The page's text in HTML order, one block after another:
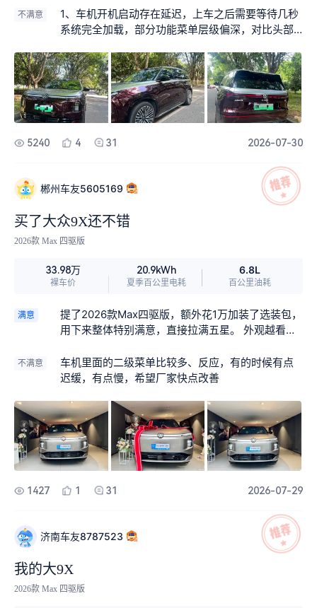
够用。 4、外观、内饰和静谧性 外观简约大气，贯
穿式灯带辨识度很高，车身线条稳重，商务居家都
适配。 车内用料扎实，ANC主动降噪效果不错，城
市通勤、高速行驶风噪路噪抑制到位；全车九屏联
动，二排吸顶娱乐屏，全家出行后排乘客不会无
聊。 5、智能辅助驾驶 搭载192线激光雷达，高速、
城市道路智驾表现稳妥，跟车平顺，车道保持稳
定，长途开车可以有效缓解驾驶员疲劳。
感。Ultra版本双腔空气悬架+DCC，过减速带、坑
洼路面滤震柔和，高速120km/h车身稳定，满载6人
2、黄金3.0增程系统体验超出预期。日常市区通勤
纯电行驶，CLTC406km纯电续航完全够用；跑长
途不用焦虑，加注92号汽油，亏电状态下1.5T增程
器介入很安静，震动控制优秀，几乎无感，有电没
电动力差距很小。双电机四驱动力储备充足，超车
从容。 3、整车配置厚道。192线激光雷达+无图NO
力座椅、无风感婉风空调、全域主动降噪，长途乘
坐舒适度拉满。四门Smart Surface魔术屏，开门
预警，有效规避开门杀，细节很贴心。 4、六座布
局实用性强。二排独立座椅，第三排不是“应急板
凳”，成年人短途乘坐不压抑，适合二胎家庭、经常
带上老人出行。内饰环保材质，异味控制不错。
不满意
1、车机开机启动存在延迟，上车之后需要等待几秒
系统完全加载，部分功能菜单层级偏深，对比头部
偏大，老旧小区狭窄道路会车需要多留意，依赖36
0全景影像。 3、空气悬架后期维保成本会高于普通
悬架，在意长期养车成本的朋友需要提前考虑。
5240 4 31 2026-07-30
郴州车友5605169
买了大众9X还不错
2026款 Max 四驱版
33.98万
裸车价
20.9kWh
夏季百公里电耗
6.8L
百公里油耗
满意
提了2026款Max四驱版，额外花1万加装了选装包，
用下来整体特别满意，直接拉满五星。 外观越看越
高，简约的设计完全不会过时。内饰用料摸着很扎
实，科技感布局简单好上手，日常开车操作屏幕一
轻轻松松，后备箱放行李、露营装备都绰绰有余。
加上1万的选装配置，很多实用功能都补齐了，日常
用车便利性提升一大截。 开起来的感受最惊喜，四
驱底盘很稳，加速平顺不突兀，过减速带颠簸过滤
得很柔和，市区代步、高速跑起来都很稳。续航也
很实在，日常通勤基本不用频繁充电，没有续航焦
不满意
车机里面的二级菜单比较多、反应，有的时候有点
迟缓，有点慢，希望厂家快点改善
1427 1 31 2026-07-29
济南车友8787523
我的大9X
2026款 Max 四驱版